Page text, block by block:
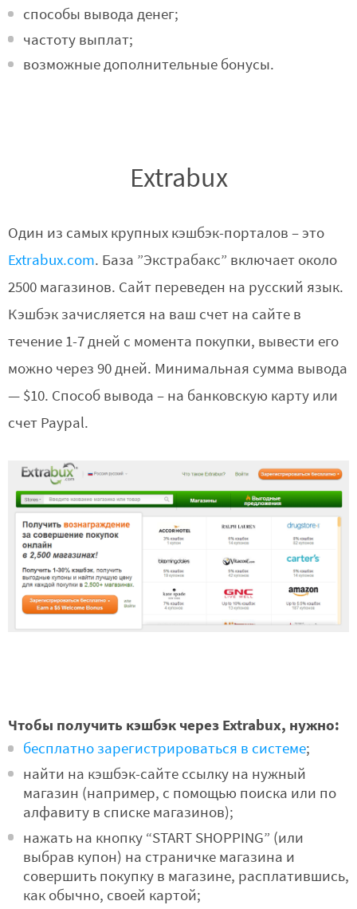
способы вывода денег;
частоту выплат;
возможные дополнительные бонусы.
Extrabux
Один из самых крупных кэшбэк-порталов – это
Extrabux.com. База ”Экстрабакс” включает около
2500 магазинов. Сайт переведен на русский язык.
Кэшбэк зачисляется на ваш счет на сайте в
течение 1-7 дней с момента покупки, вывести его
можно через 90 дней. Минимальная сумма вывода
— $10. Способ вывода – на банковскую карту или
счет Paypal.
Чтобы получить кэшбэк через Extrabux, нужно:
бесплатно зарегистрироваться в системе;
найти на кэшбэк-сайте ссылку на нужный
магазин (например, с помощью поиска или по
алфавиту в списке магазинов);
нажать на кнопку “START SHOPPING” (или
выбрав купон) на страничке магазина и
совершить покупку в магазине, расплатившись,
как обычно, своей картой;